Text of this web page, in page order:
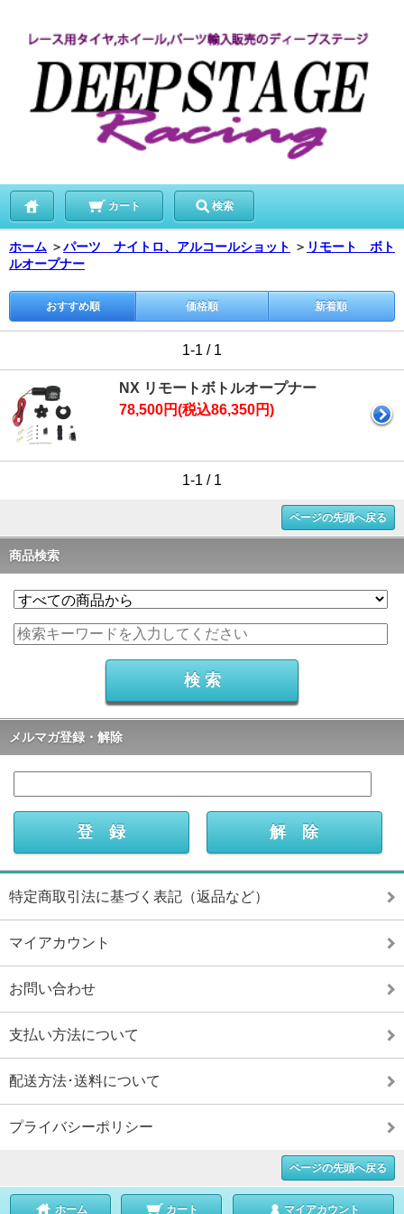
カート 検索
ホーム ＞パーツ ナイトロ、アルコールショット ＞ リモート ボト
ルオープナー
おすすめ順 価格順 新着順
1-1 / 1
NX リモートボトルオープナー
78,500円(税込86,350円)
1-1 / 1
ページの先頭へ戻る
商品検索
メルマガ登録・解除
特定商取引法に基づく表記（返品など）
マイアカウント
お問い合わせ
支払い方法について
配送方法･送料について
プライバシーポリシー
ページの先頭へ戻る
ホーム カート マイアカウント